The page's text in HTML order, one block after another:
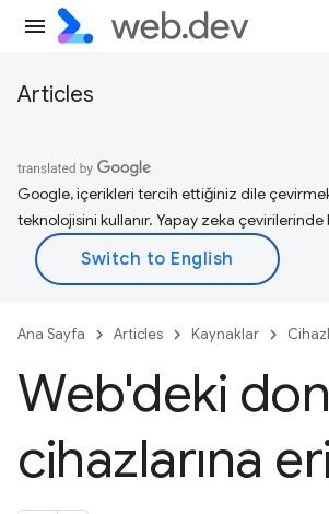
Articles
Google, içerikleri tercih ettiğiniz dile
teknolojisini kullanır. Yapay zeka çevirilerinde
Ana Sayfa Articles Kaynaklar
Web'deki
cihazlarına